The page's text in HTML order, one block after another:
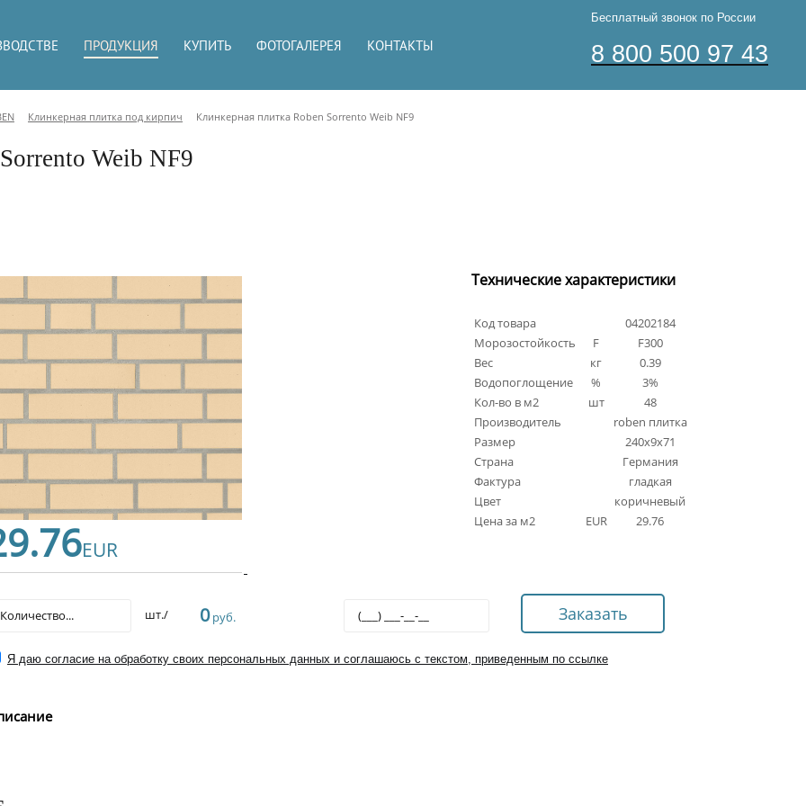
ПРОДУКЦИЯ КУПИТЬ ФОТОГАЛЕРЕЯ КОНТАКТЫ
Бесплатный звонок по России
8 800 500 97 43
Клинкерная плитка под кирпич Клинкерная плитка Roben Sorrento Weib NF9
Weib NF9
EUR
Технические характеристики
Код товара
04202184
Морозостойкость
F
F300
Вес
кг
0.39
Водопоглощение
%
3%
Кол-во в м2
шт
48
Производитель
roben плитка
Размер
240x9x71
Страна
Германия
Фактура
гладкая
Цвет
коричневый
Цена за м2
EUR 29.76
шт./ 0руб.
Я даю согласие на обработку своих персональных данных и соглашаюсь с текстом, приведенным по ссылке